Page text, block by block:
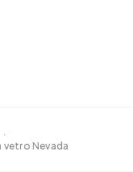
·
Nevada